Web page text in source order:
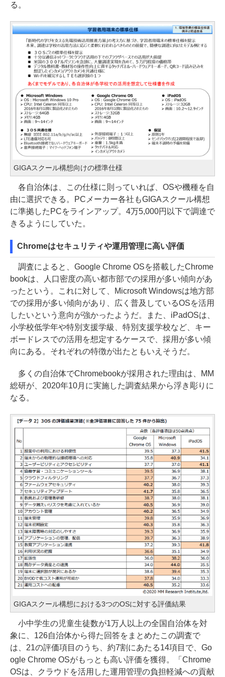
る。
GIGAスクール構想向けの標準仕様
各自治体は、この仕様に則っていれば、OSや機種を自
由に選択できる。PCメーカー各社もGIGAスクール構想
に準拠したPCをラインアップ。4万5,000円以下で調達で
きるようにしていた。
Chromeはセキュリティや運用管理に高い評価
調査によると、Google Chrome OSを搭載したChrome
bookは、人口密度の高い都市部での採用が多い傾向があ
ったという。これに対して、Microsoft Windowsは地方部
での採用が多い傾向があり、広く普及しているOSを活用
したいという意向が強かったようだ。また、iPadOSは、
小学校低学年や特別支援学級、特別支援学校など、キー
ボードレスでの活用を想定するケースで、採用が多い傾
向にある。それぞれの特徴が出たともいえそうだ。
多くの自治体でChromebookが採用された理由は、MM
総研が、2020年10月に実施した調査結果から浮き彫りに
なる。
GIGAスクール構想における3つのOSに対する評価結果
小中学生の児童生徒数が1万人以上の全国自治体を対
象に、126自治体から得た回答をまとめたこの調査で
は、21の評価項目のうち、約7割にあたる14項目で、Go
ogle Chrome OSがもっとも高い評価を獲得。「Chrome
OSは、クラウドを活用した運用管理の負担軽減への貢献